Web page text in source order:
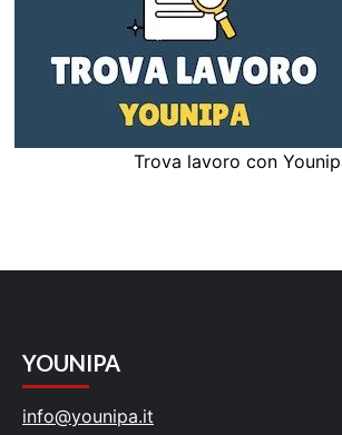
Trova lavoro con
YOUNIPA
info@younipa.it